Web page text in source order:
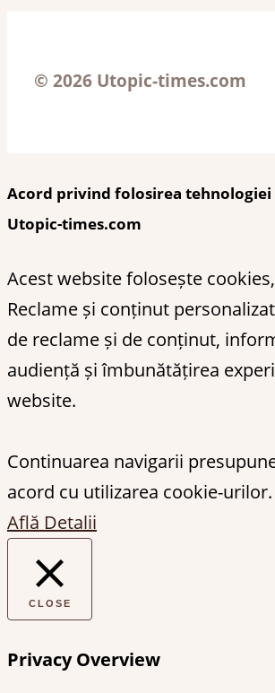
© 2026 Utopic-times.com
Acord privind folosirea tehnologiei
Utopic-times.com
Acest website folosește
Reclame și conținut
de reclame și de conținut,
audiență și îmbunătățirea
website.
Continuarea navigarii
acord cu utilizarea cookie-urilor.
Află Detalii
CLOSE
Privacy Overview